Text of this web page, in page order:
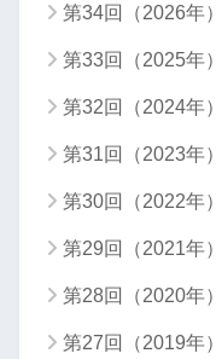
第34回（2026年）
第33回（2025年）
第32回（2024年）
第31回（2023年）
第30回（2022年）
第29回（2021年）
第28回（2020年）
第27回（2019年）